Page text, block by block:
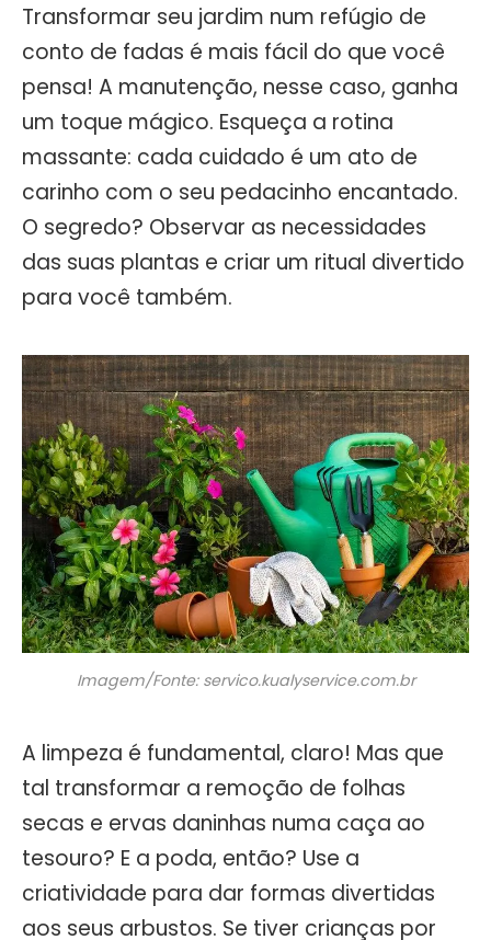
Transformar seu jardim num refúgio de
conto de fadas é mais fácil do que você
pensa! A manutenção, nesse caso, ganha
um toque mágico. Esqueça a rotina
massante: cada cuidado é um ato de
carinho com o seu pedacinho encantado.
O segredo? Observar as necessidades
das suas plantas e criar um ritual divertido
para você também.
Imagem/Fonte: servico.kualyservice.com.br
A limpeza é fundamental, claro! Mas que
tal transformar a remoção de folhas
secas e ervas daninhas numa caça ao
tesouro? E a poda, então? Use a
criatividade para dar formas divertidas
aos seus arbustos. Se tiver crianças por